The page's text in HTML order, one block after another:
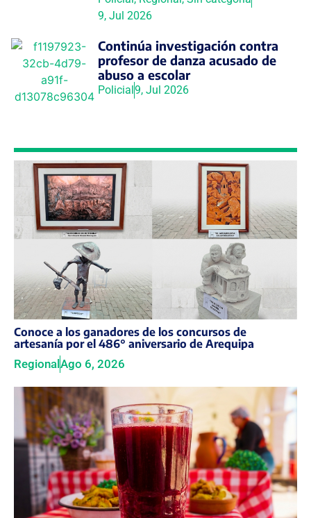
9, Jul 2026
Continúa investigación contra
profesor de danza acusado de
abuso a escolar
Policial9, Jul 2026
Conoce a los ganadores de los concursos de
artesanía por el 486° aniversario de Arequipa
Regional Ago 6, 2026